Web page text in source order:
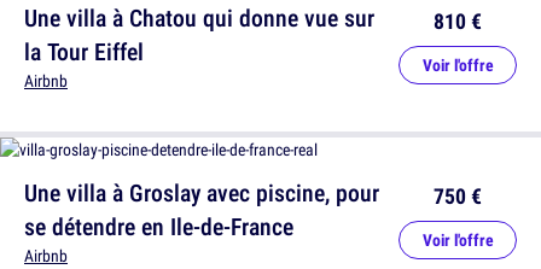
Une villa à Groslay avec piscine, pour
se détendre en Ile-de-France
Airbnb
750 €
Voir l'offre
Une villa à Chatou qui donne vue sur
la Tour Eiffel
Airbnb
810 €
Voir l'offre